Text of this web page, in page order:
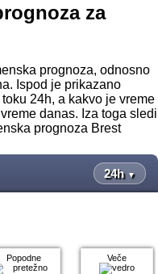
za
prognoza, odnosno
Ispod je prikazano
24h, a kakvo je vreme
danas. Iza toga sledi
prognoza Brest
24h ▼
Popodne Veče